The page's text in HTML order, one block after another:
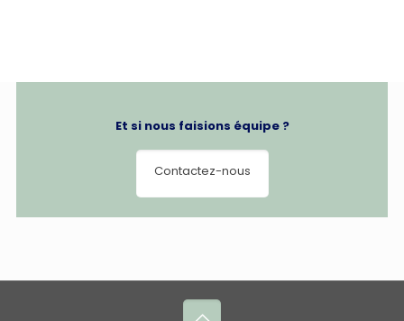
Et si nous faisions équipe ?
Contactez-nous